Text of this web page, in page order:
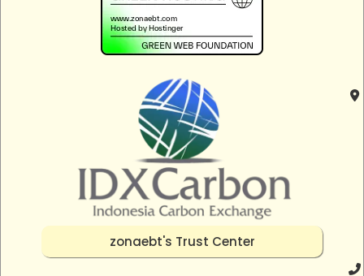
zonaebt's Trust Center